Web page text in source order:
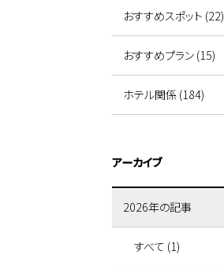
おすすめスポット (22)
おすすめプラン (15)
ホテル関係 (184)
アーカイブ
2026年の記事
すべて (1)